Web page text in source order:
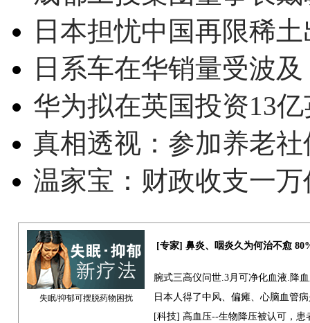
日本担忧中国再限稀
日系车在华销量受波
华为拟在英国投资13
真相透视：参加养老
温家宝：财政收支一
失眠/抑郁可摆脱药物困扰
[专家] 鼻炎、咽炎久为何治不愈
腕式三高仪问世.3月可净化血液.降
日本人得了中风、偏瘫、心脑血管
[科技] 高血压--生物降压被认可，患